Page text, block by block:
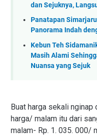
dan Sejuknya,
Panatapan
Panorama Indah
Kebun Teh
Masih Alami
Nuansa yang Sejuk
Buat harga sekali
harga/ malam itu dari
malam- Rp. 1. 035. 000/